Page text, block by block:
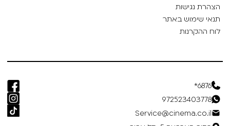
הצהרת נגישות
תנאי שימוש באתר
לוח ההקרנות
6876*
972523403778
Service@cinema.co.il